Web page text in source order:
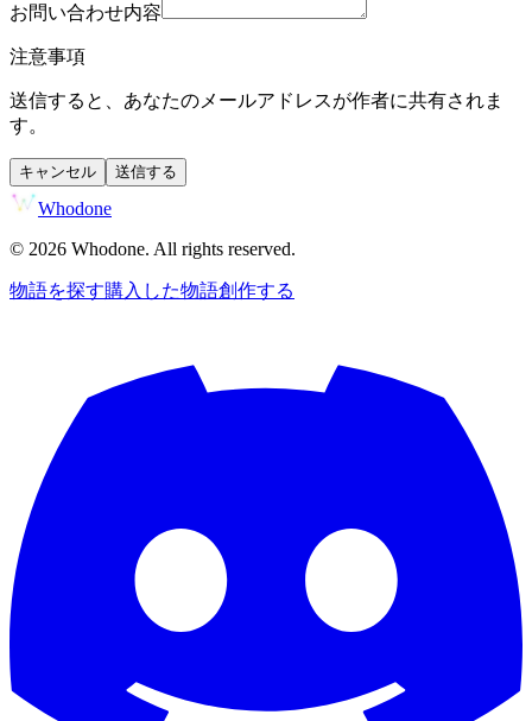
お問い合わせ内容
注意事項
送信すると、あなたのメールアドレスが作者に共有されま
す。
キャンセル 送信する
Whodone
© 2026 Whodone. All rights reserved.
物語を探す購入した物語創作する